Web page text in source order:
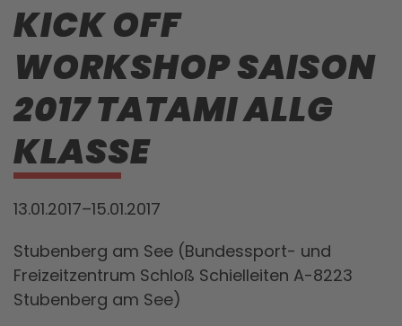
KICK OFF
WORKSHOP SAISON
2017 TATAMI ALLG
KLASSE
13.01.2017–15.01.2017
Stubenberg am See (Bundessport- und
Freizeitzentrum Schloß Schielleiten A-8223
Stubenberg am See)